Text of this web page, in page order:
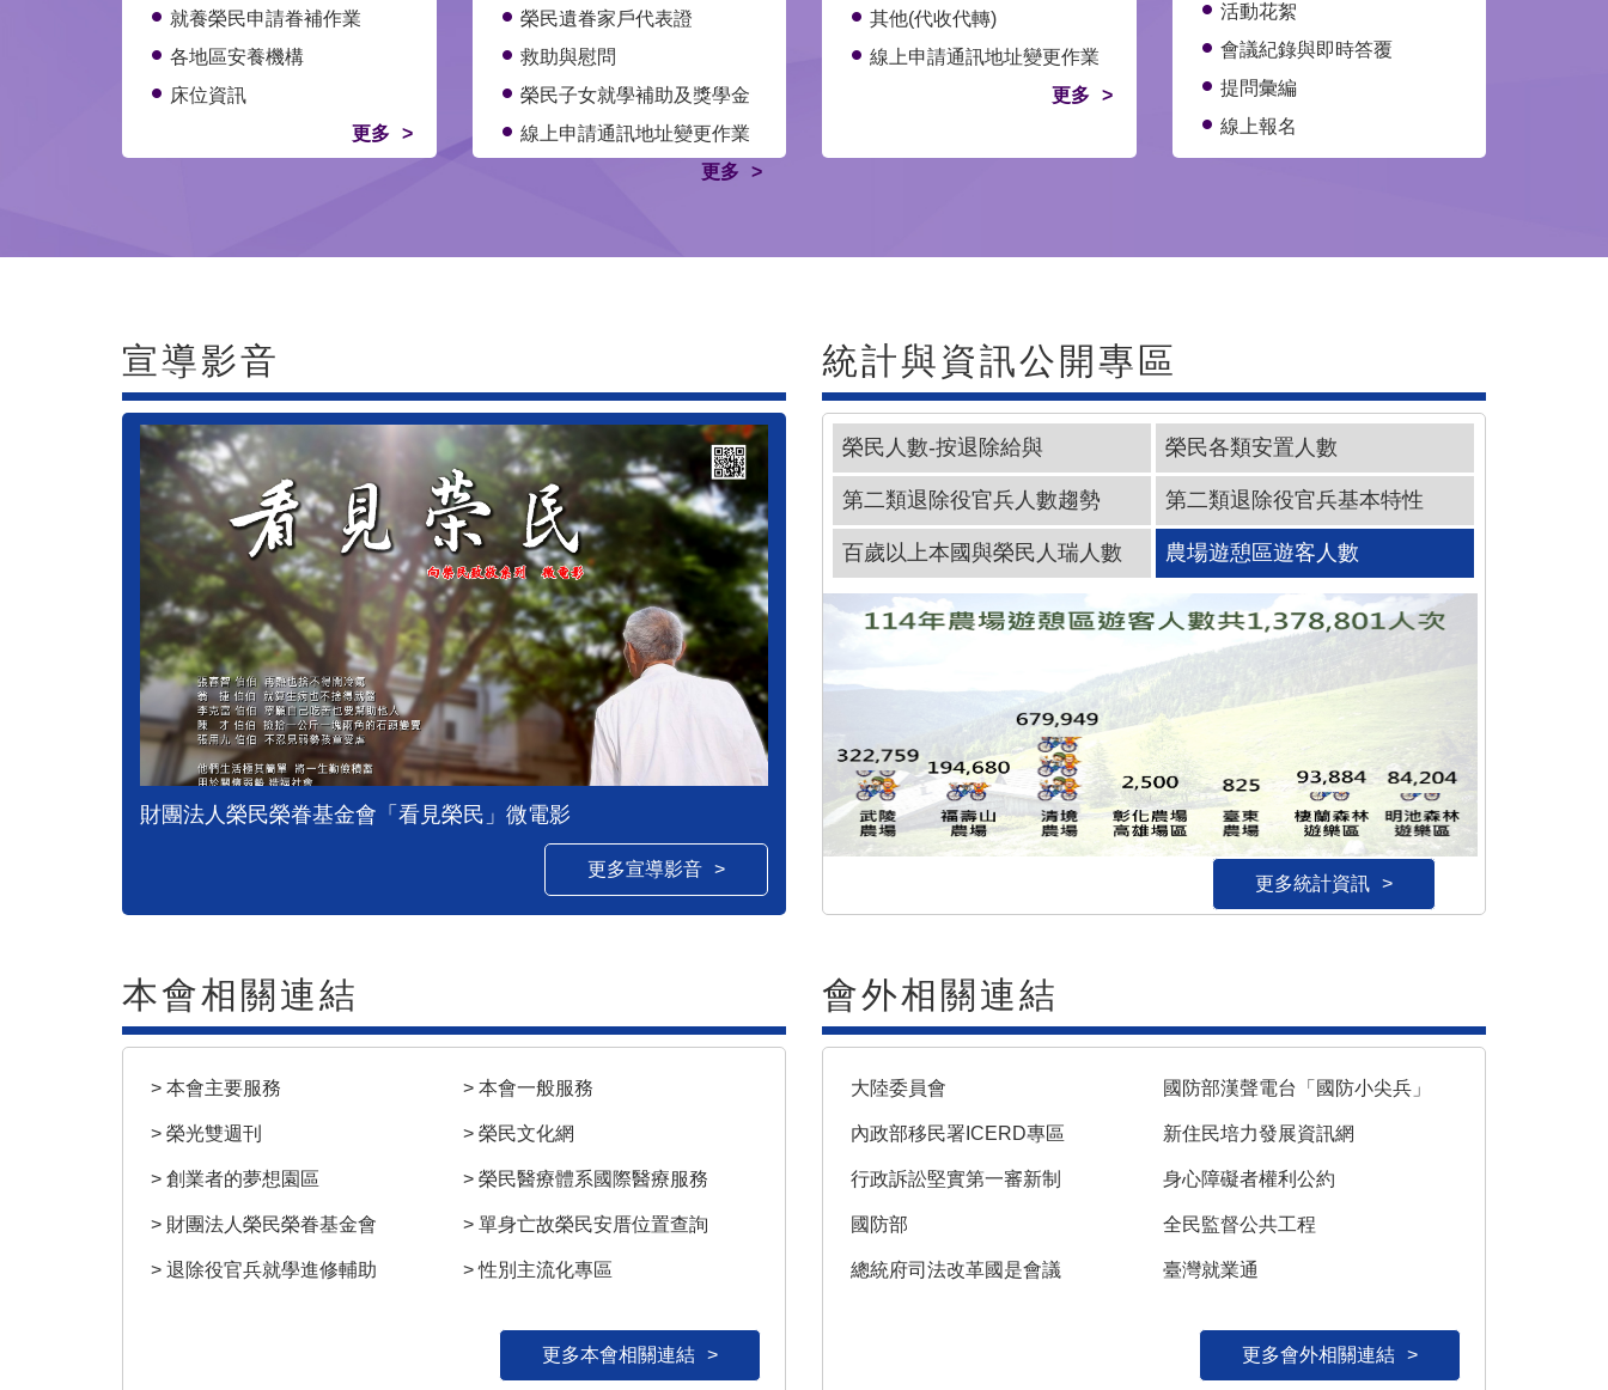
就養榮民申請眷補作業
各地區安養機構
床位資訊
更多
榮民遺眷家戶代表證
救助與慰問
榮民子女就學補助及獎學金
線上申請通訊地址變更作業
更多
其他(代收代轉)
線上申請通訊地址變更作業
更多
活動花絮
會議紀錄與即時答覆
提問彙編
線上報名
宣導影音
財團法人榮民榮眷基金會「看見榮民」微電影
更多宣導影音
統計與資訊公開專區
榮民人數-按退除給與
更多統計資訊
榮民各類安置人數
更多統計資訊
第二類退除役官兵人數趨勢
更多統計資訊
第二類退除役官兵基本特性
更多統計資訊
百歲以上本國與榮民人瑞人數
更多統計資訊
農場遊憩區遊客人數
更多統計資訊
本會相關連結
> 本會主要服務 > 本會一般服務
> 榮光雙週刊 > 榮民文化網
> 創業者的夢想園區 > 榮民醫療體系國際醫療服務
> 財團法人榮民榮眷基金會 > 單身亡故榮民安厝位置查詢
> 退除役官兵就學進修輔助 > 性別主流化專區
更多本會相關連結
會外相關連結
大陸委員會 國防部漢聲電台「國防小尖兵」
內政部移民署ICERD專區 新住民培力發展資訊網
行政訴訟堅實第一審新制 身心障礙者權利公約
國防部 全民監督公共工程
總統府司法改革國是會議 臺灣就業通
更多會外相關連結